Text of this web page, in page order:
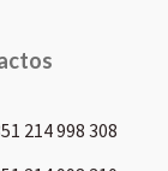
214 998 308